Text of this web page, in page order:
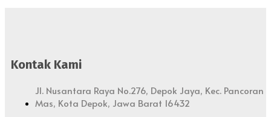
Kontak Kami
Jl. Nusantara Raya No.276, Depok Jaya, Kec. Pancoran
Mas, Kota Depok, Jawa Barat 16432